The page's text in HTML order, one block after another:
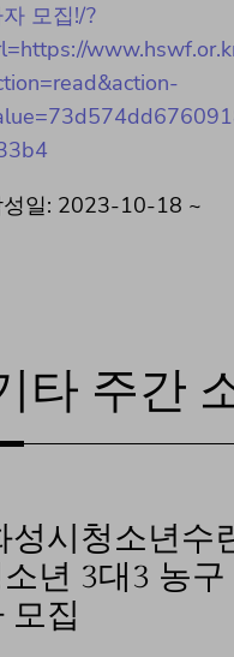
모집!/?
성일: 2023-10-18 ~
타 주간
성시청소년수
년 3대3 농
모집